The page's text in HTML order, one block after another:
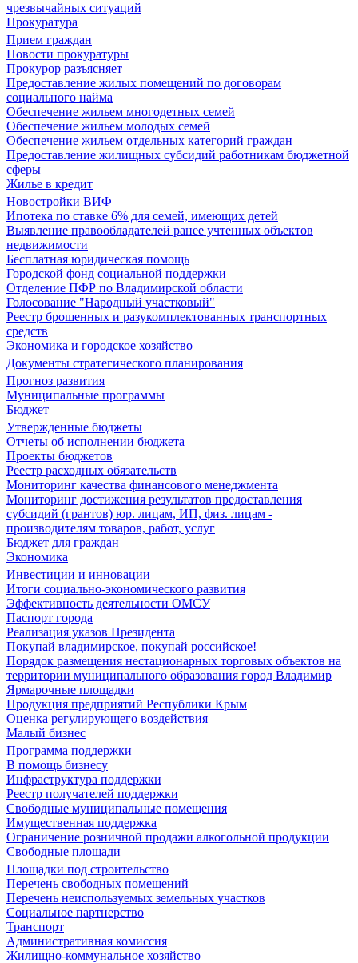
чрезвычайных ситуаций
Прокуратура
Прием граждан
Новости прокуратуры
Прокурор разъясняет
Предоставление жилых помещений по договорам
социального найма
Обеспечение жильем многодетных семей
Обеспечение жильем молодых семей
Обеспечение жильем отдельных категорий граждан
Предоставление жилищных субсидий работникам бюджетной
сферы
Жилье в кредит
Новостройки ВИФ
Ипотека по ставке 6% для семей, имеющих детей
Выявление правообладателей ранее учтенных объектов
недвижимости
Бесплатная юридическая помощь
Городской фонд социальной поддержки
Отделение ПФР по Владимирской области
Голосование "Народный участковый"
Реестр брошенных и разукомплектованных транспортных
средств
Экономика и городское хозяйство
Документы стратегического планирования
Прогноз развития
Муниципальные программы
Бюджет
Утвержденные бюджеты
Отчеты об исполнении бюджета
Проекты бюджетов
Реестр расходных обязательств
Мониторинг качества финансового менеджмента
Мониторинг достижения результатов предоставления
субсидий (грантов) юр. лицам, ИП, физ. лицам -
производителям товаров, работ, услуг
Бюджет для граждан
Экономика
Инвестиции и инновации
Итоги социально-экономического развития
Эффективность деятельности ОМСУ
Паспорт города
Реализация указов Президента
Покупай владимирское, покупай российское!
Порядок размещения нестационарных торговых объектов на
территории муниципального образования город Владимир
Ярмарочные площадки
Продукция предприятий Республики Крым
Оценка регулирующего воздействия
Малый бизнес
Программа поддержки
В помощь бизнесу
Инфраструктура поддержки
Реестр получателей поддержки
Свободные муниципальные помещения
Имущественная поддержка
Ограничение розничной продажи алкогольной продукции
Свободные площади
Площадки под строительство
Перечень свободных помещений
Перечень неиспользуемых земельных участков
Социальное партнерство
Транспорт
Административная комиссия
Жилищно-коммунальное хозяйство